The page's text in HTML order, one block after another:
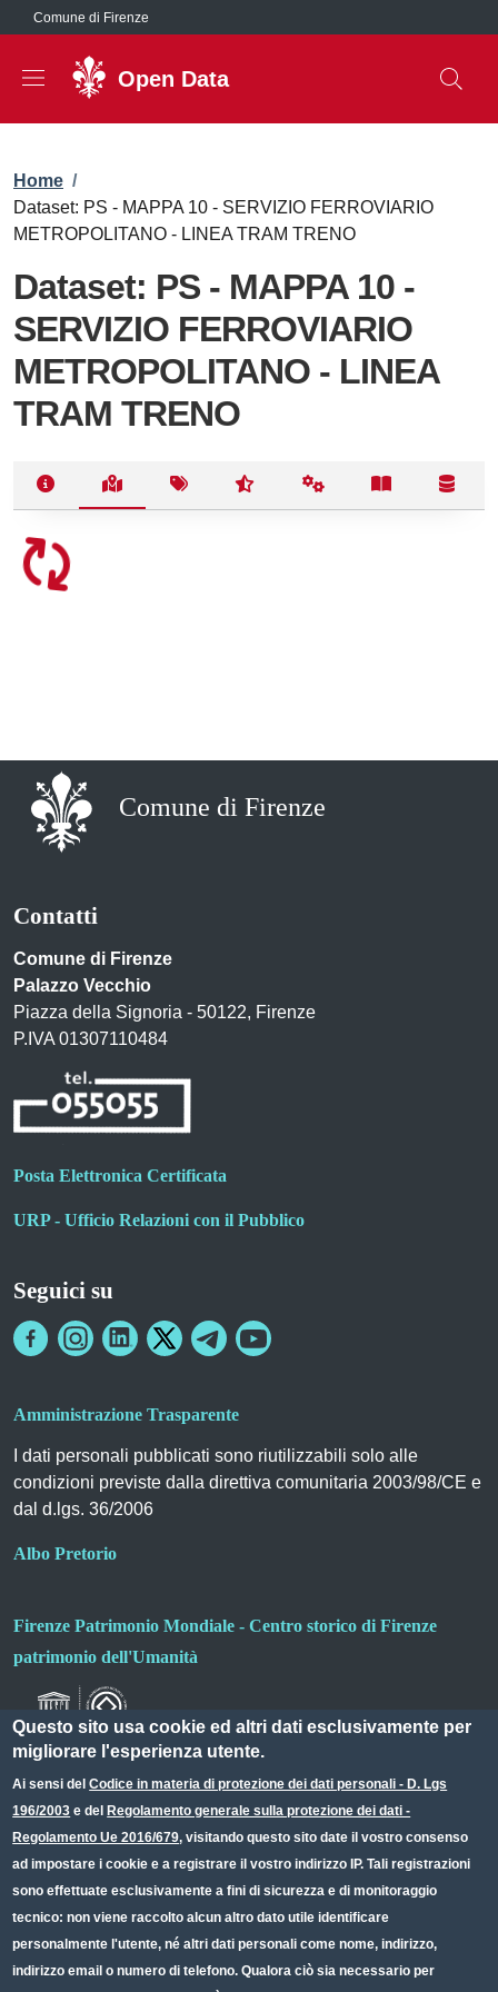
Salta al contenuto principale
Comune di Firenze
Open Data
Briciole di pane
Home /
Dataset: PS - MAPPA 10 - SERVIZIO FERROVIARIO
METROPOLITANO - LINEA TRAM TRENO
Dataset: PS - MAPPA 10 -
SERVIZIO FERROVIARIO
METROPOLITANO - LINEA
TRAM TRENO
Comune di Firenze
Contatti
Comune di Firenze
Palazzo Vecchio
Piazza della Signoria - 50122, Firenze
P.IVA 01307110484
Posta Elettronica Certificata
URP - Ufficio Relazioni con il Pubblico
Seguici su
Amministrazione Trasparente
I dati personali pubblicati sono riutilizzabili solo alle
condizioni previste dalla direttiva comunitaria 2003/98/CE e
dal d.lgs. 36/2006
Albo Pretorio
Firenze Patrimonio Mondiale - Centro storico di Firenze
patrimonio dell'Umanità
Small prints
Useful links section
Redazione web
Privacy
Note legali
Questo sito usa cookie ed altri dati esclusivamente per
migliorare l'esperienza utente.
Ai sensi delCodice in materia di protezione dei dati personali - D. Lgs
196/2003 e del Regolamento generale sulla protezione dei dati -
Regolamento Ue 2016/679, visitando questo sito date il vostro consenso
ad impostare i cookie e a registrare il vostro indirizzo IP. Tali registrazioni
sono effettuate esclusivamente a fini di sicurezza e di monitoraggio
tecnico: non viene raccolto alcun altro dato utile identificare
personalmente l'utente, né altri dati personali come nome, indirizzo,
indirizzo email o numero di telefono. Qualora ciò sia necessario per